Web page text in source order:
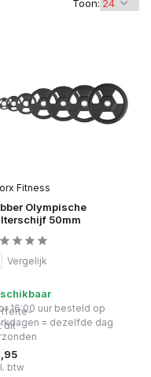
Toon:
dit
Fitness
Olympische
50mm
Vergelijk
16:00 uur besteld op
= dezelfde dag
btw